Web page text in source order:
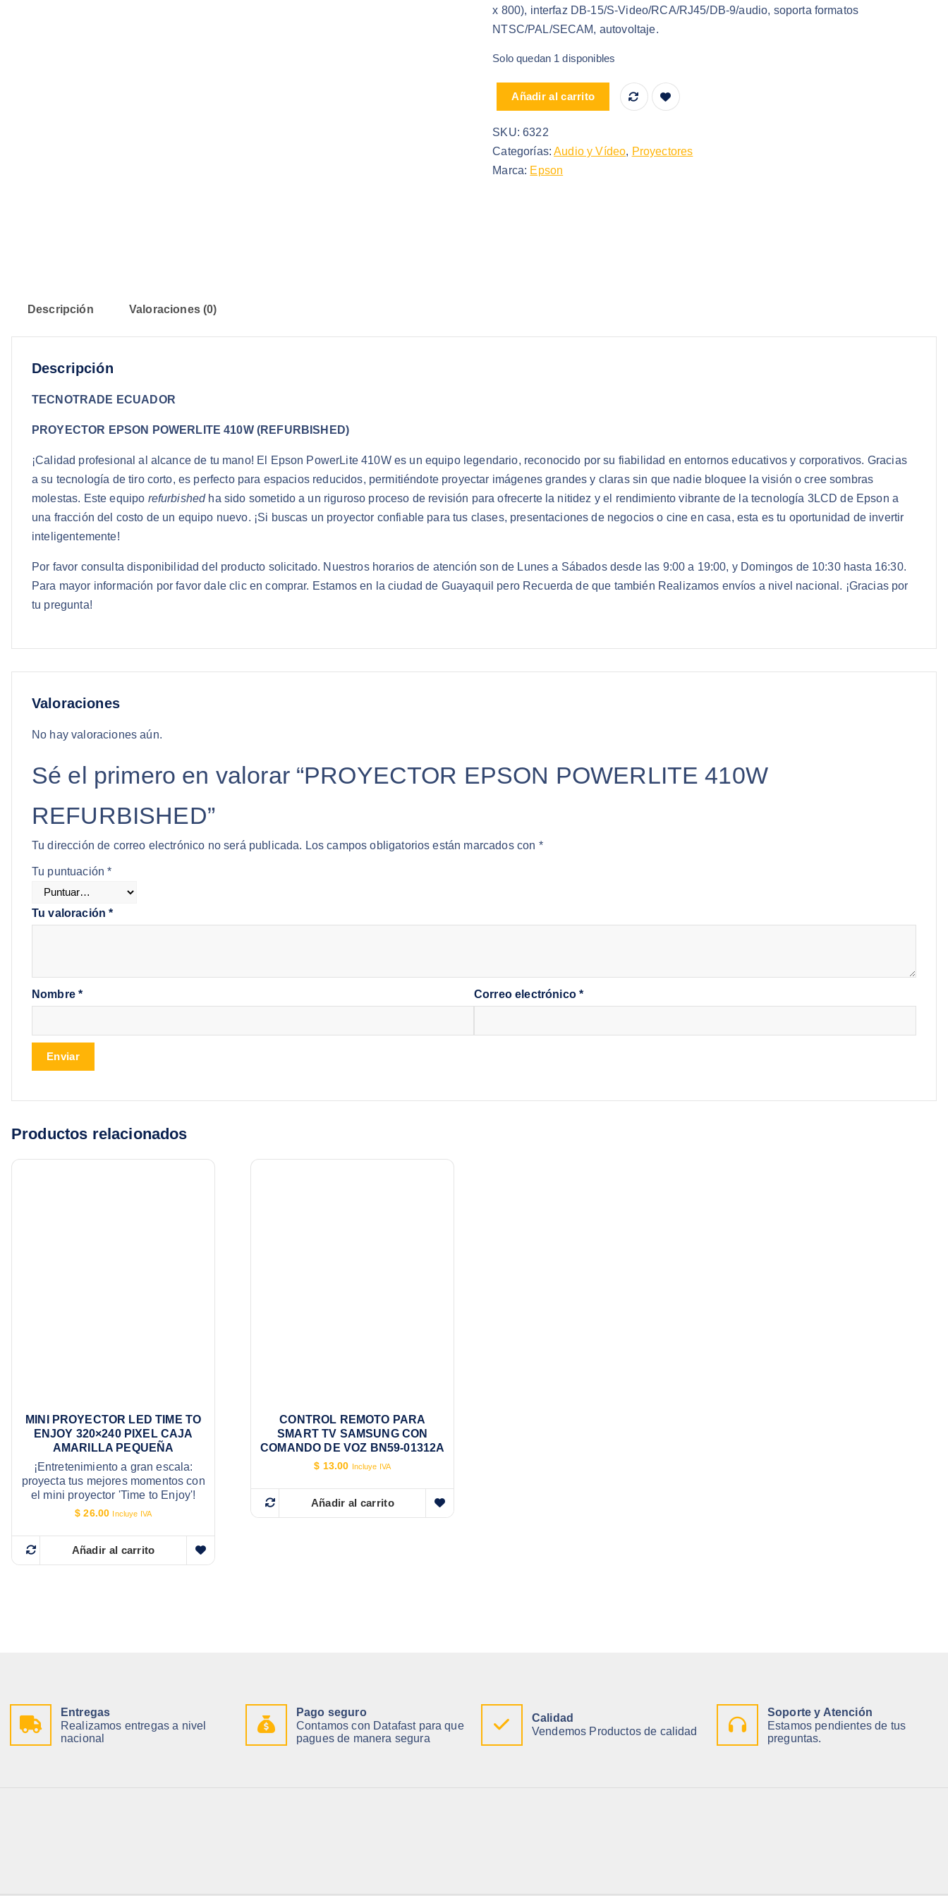
x 800), interfaz DB-15/S-Video/RCA/RJ45/DB-9/audio, soporta formatos
NTSC/PAL/SECAM, autovoltaje.
Solo quedan 1 disponibles
PROYECTOR EPSON POWERLITE 410W REFURBISHED cantidad
Añadir al carrito
SKU:6322
Categorías:Audio y Vídeo, Proyectores
Marca: Epson
Descripción Valoraciones (0)
Descripción
TECNOTRADE ECUADOR
PROYECTOR EPSON POWERLITE 410W (REFURBISHED)
¡Calidad profesional al alcance de tu mano! El Epson PowerLite 410W es un equipo legendario, reconocido por su fiabilidad en entornos educativos y corporativos. Gracias
a su tecnología de tiro corto, es perfecto para espacios reducidos, permitiéndote proyectar imágenes grandes y claras sin que nadie bloquee la visión o cree sombras
molestas. Este equipo refurbishedha sido sometido a un riguroso proceso de revisión para ofrecerte la nitidez y el rendimiento vibrante de la tecnología 3LCD de Epson a
una fracción del costo de un equipo nuevo. ¡Si buscas un proyector confiable para tus clases, presentaciones de negocios o cine en casa, esta es tu oportunidad de invertir
inteligentemente!
Por favor consulta disponibilidad del producto solicitado. Nuestros horarios de atención son de Lunes a Sábados desde las 9:00 a 19:00, y Domingos de 10:30 hasta 16:30.
Para mayor información por favor dale clic en comprar. Estamos en la ciudad de Guayaquil pero Recuerda de que también Realizamos envíos a nivel nacional. ¡Gracias por
tu pregunta!
Valoraciones
No hay valoraciones aún.
Sé el primero en valorar “PROYECTOR EPSON POWERLITE 410W
REFURBISHED”
Tu dirección de correo electrónico no será publicada. Los campos obligatorios están marcados con *
Tu puntuación*
Tu valoración*
Nombre* Correo electrónico*
Productos relacionados
MINI PROYECTOR LED TIME TO
ENJOY 320×240 PIXEL CAJA
AMARILLA PEQUEÑA
¡Entretenimiento a gran escala:
proyecta tus mejores momentos con
el mini proyector 'Time to Enjoy'!
$ 26.00 Incluye IVA
Añadir al carrito
CONTROL REMOTO PARA
SMART TV SAMSUNG CON
COMANDO DE VOZ BN59-01312A
$ 13.00 Incluye IVA
Añadir al carrito
Entregas
Realizamos entregas a nivel
nacional
Pago seguro
Contamos con Datafast para que
pagues de manera segura
Calidad
Vendemos Productos de calidad
Soporte y Atención
Estamos pendientes de tus
preguntas.